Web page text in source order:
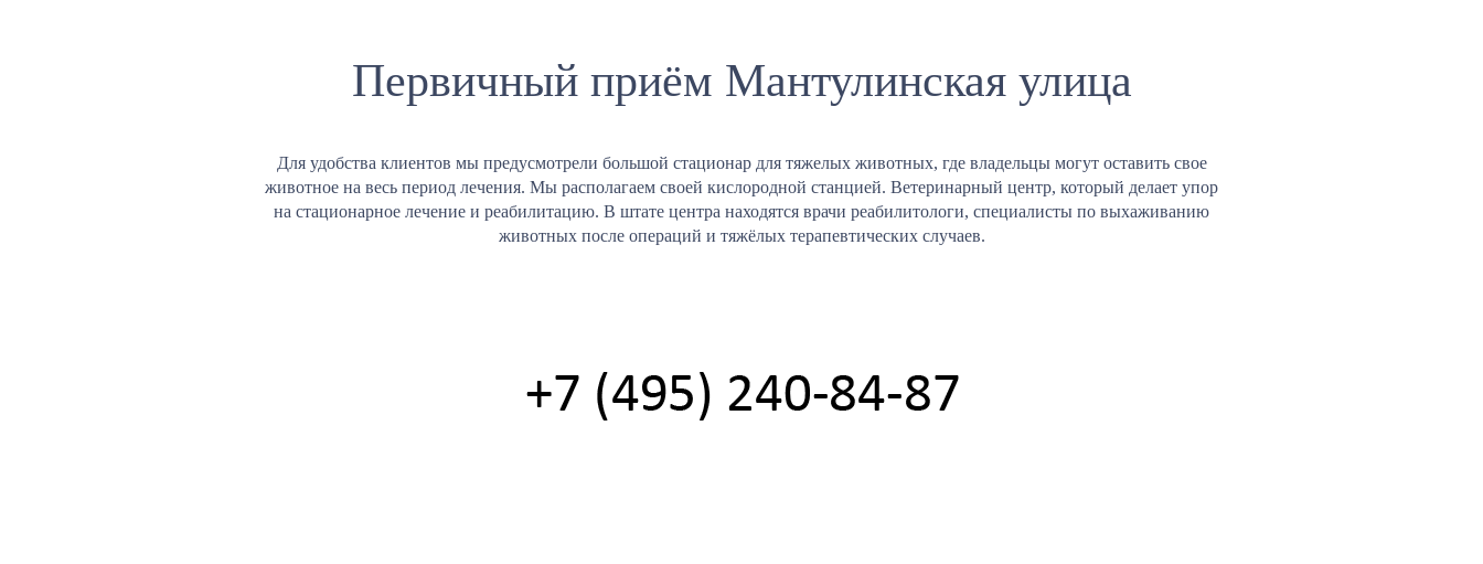
Первичный приём Мантулинская улица
Для удобства клиентов мы предусмотрели большой стационар для тяжелых животных, где владельцы могут оставить свое
животное на весь период лечения. Мы располагаем своей кислородной станцией. Ветеринарный центр, который делает упор
на стационарное лечение и реабилитацию. В штате центра находятся врачи реабилитологи, специалисты по выхаживанию
животных после операций и тяжёлых терапевтических случаев.